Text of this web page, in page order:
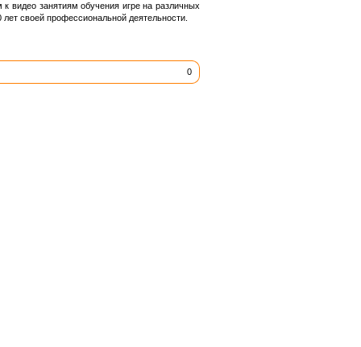
видео занятиям обучения игре на различных
своей профессиональной деятельности.
0